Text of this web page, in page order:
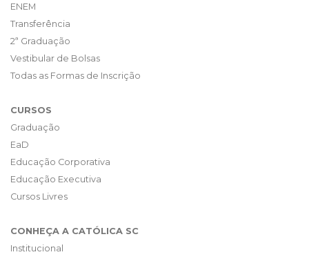
ENEM
Transferência
2ª Graduação
Vestibular de Bolsas
Todas as Formas de Inscrição
CURSOS
Graduação
EaD
Educação Corporativa
Educação Executiva
Cursos Livres
CONHEÇA A CATÓLICA SC
Institucional